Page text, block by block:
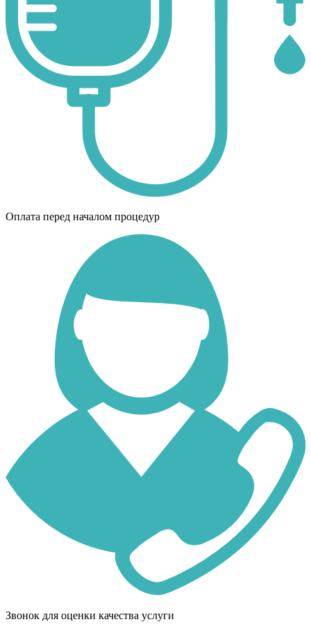
Оплата перед началом процедур
Звонок для оценки качества услуги